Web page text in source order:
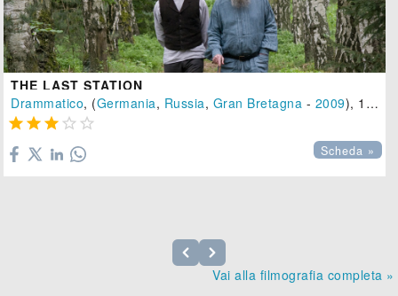
THE LAST STATION
Drammatico, (Germania, Russia, Gran Bretagna - 2009), 112 min.
    
Scheda »
Vai alla filmografia completa »